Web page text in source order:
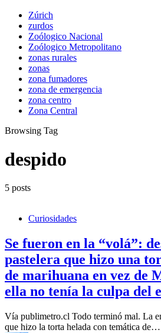
Zúrich
zurdos
Zoólogico Nacional
Zoólogico Metropolitano
zonas rurales
zonas
zona fumadores
zona de emergencia
zona centro
Zona Central
Browsing Tag
despido
5 posts
Curiosidades
Se fueron en la “volá”:
pastelera que hizo una
de marihuana en vez de
ella no tenía la culpa del
Vía publimetro.cl Todo terminó mal. La
que hizo la torta helada con temática de…